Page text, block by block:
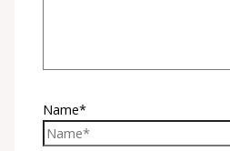
Name*